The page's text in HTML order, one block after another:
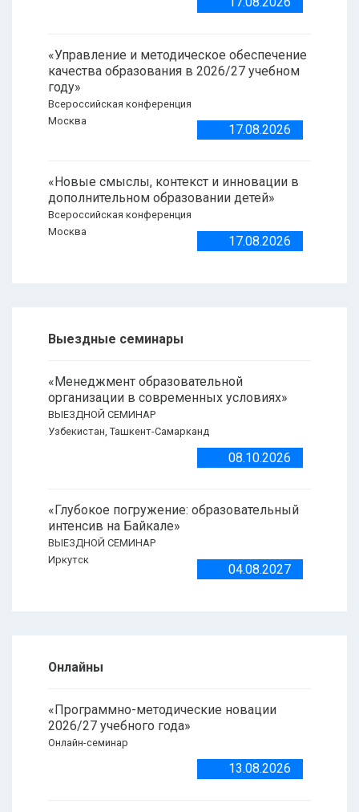
«Управление и методическое обеспечение
качества образования в 2026/27 учебном
году»
Всероссийская конференция
Москва
17.08.2026
«Новые смыслы, контекст и инновации в
дополнительном образовании детей»
Всероссийская конференция
Москва
17.08.2026
Выездные семинары
«Менеджмент образовательной
организации в современных условиях»
ВЫЕЗДНОЙ СЕМИНАР
Узбекистан, Ташкент-Самарканд
08.10.2026
«Глубокое погружение: образовательный
интенсив на Байкале»
ВЫЕЗДНОЙ СЕМИНАР
Иркутск
04.08.2027
Онлайны
«Программно-методические новации
2026/27 учебного года»
Онлайн-семинар
13.08.2026